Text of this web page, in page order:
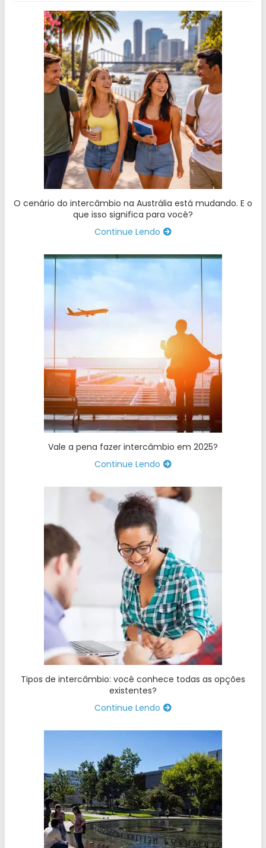
O cenário do intercâmbio na Austrália está mudando. E o
que isso significa para você?
Continue Lendo
Vale a pena fazer intercâmbio em 2025?
Continue Lendo
Tipos de intercâmbio: você conhece todas as opções
existentes?
Continue Lendo